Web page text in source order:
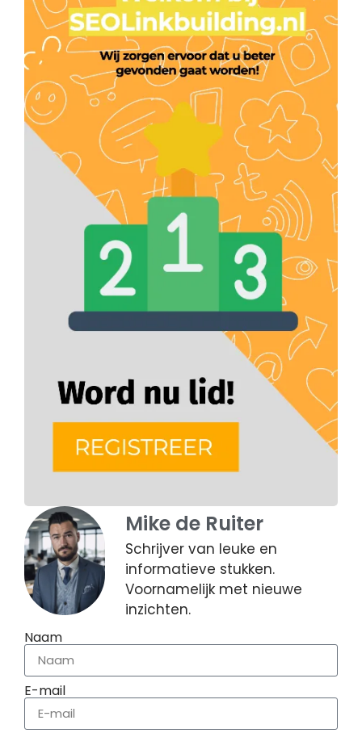
Mike de Ruiter
Schrijver van leuke en
informatieve stukken.
Voornamelijk met nieuwe
inzichten.
Naam
E-mail